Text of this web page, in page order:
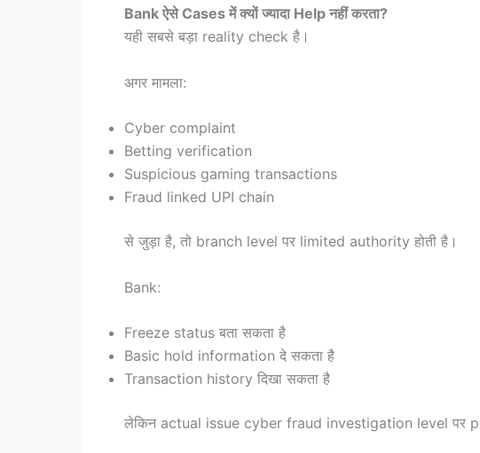
Bank ऐसे Cases में क्यों ज्यादा Help नहीं करता?
यही सबसे बड़ा reality check है।
अगर मामला:
Cyber complaint
Betting verification
Suspicious gaming transactions
Fraud linked UPI chain
से जुड़ा है, तो branch level पर limited authority होती है।
Bank:
Freeze status बता सकता है
Basic hold information दे सकता है
Transaction history दिखा सकता है
लेकिन actual issue cyber fraud investigation level पर